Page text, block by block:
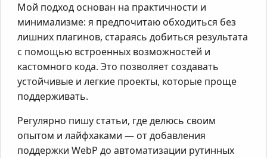
Мой подход основан на практичности и
минимализме: я предпочитаю обходиться без
лишних плагинов, стараясь добиться результата
с помощью встроенных возможностей и
кастомного кода. Это позволяет создавать
устойчивые и легкие проекты, которые проще
поддерживать.
Регулярно пишу статьи, где делюсь своим
опытом и лайфхаками — от добавления
поддержки WebP до автоматизации рутинных